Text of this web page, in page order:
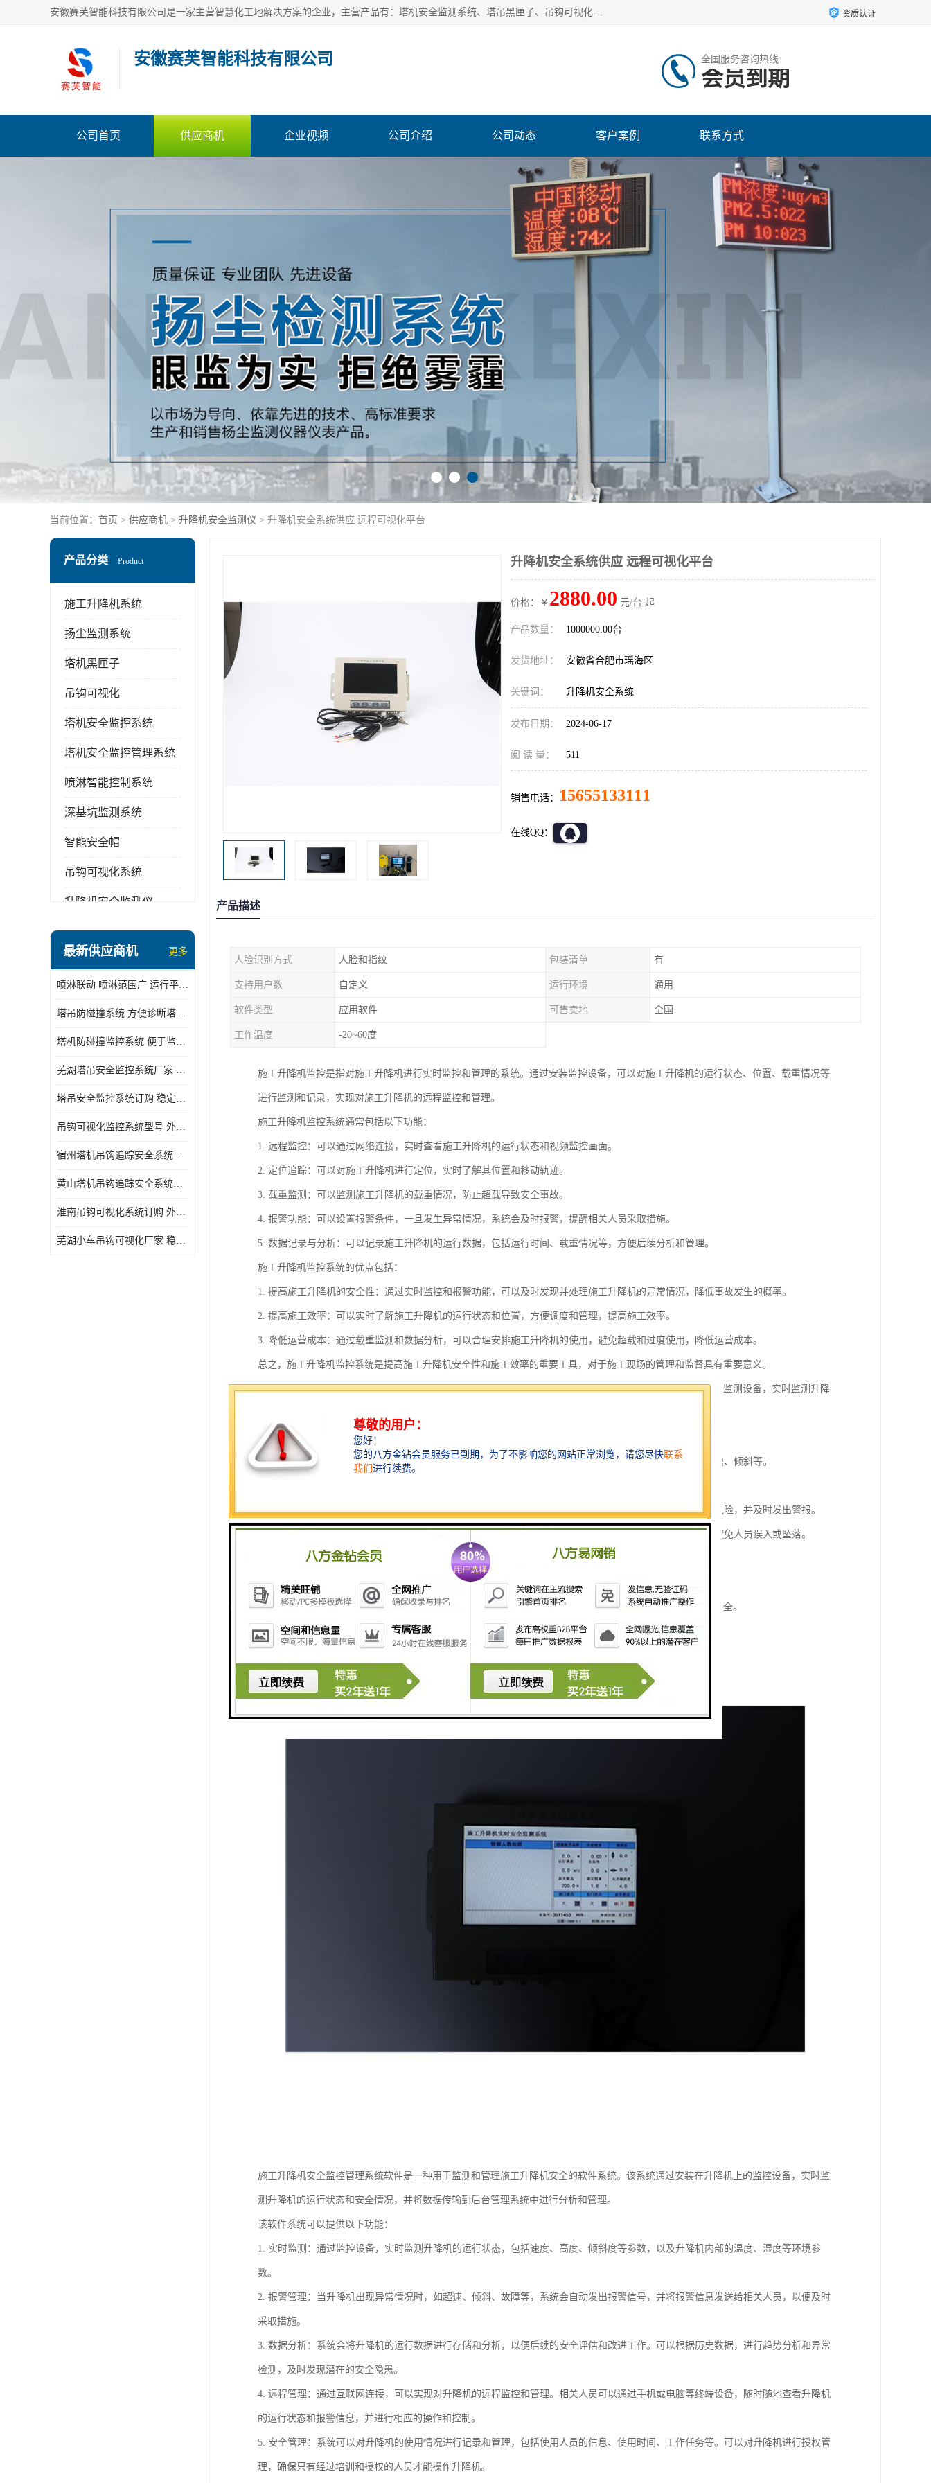
安徽赛芙智能科技有限公司是一家主营智慧化工地解决方案的企业，主营产品有：塔机安全监测系统、塔吊黑匣子、吊钩可视化、吊钩可视化系统、塔机安全监控系统、塔机黑匣子等。创建至今始终关注用户需求，为用户提供有的产品和服务。 资质认证
安徽赛芙智能科技有限公司 全国服务咨询热线:
会员到期
公司首页 供应商机 企业视频 公司介绍 公司动态 客户案例 联系方式
当前位置： 首页 > 供应商机 > 升降机安全监测仪 > 升降机安全系统供应 远程可视化平台
产品分类 Product
施工升降机系统
扬尘监测系统
塔机黑匣子
吊钩可视化
塔机安全监控系统
塔机安全监控管理系统
喷淋智能控制系统
深基坑监测系统
智能安全帽
吊钩可视化系统
升降机安全监测仪
最新供应商机 更多
喷淋联动 喷淋范围广 运行平稳 噪音小
塔吊防碰撞系统 方便诊断塔机状态 自动变焦智能化跟踪
塔机防碰撞监控系统 便于监督和管理 主要应用于塔机的实时监控
芜湖塔吊安全监控系统厂家 外观简洁大方 减少盲吊引发的事故
塔吊安全监控系统订购 稳定性高 结构清晰稳定
吊钩可视化监控系统型号 外观简洁大方 信号稳定 抗干扰性强
宿州塔机吊钩追踪安全系统厂家 提高工作效率 结构清晰稳定
黄山塔机吊钩追踪安全系统价格 可远程查看 减少盲吊引发的事故
淮南吊钩可视化系统订购 外观简洁大方 体积小 占用空间小
芜湖小车吊钩可视化厂家 稳定性高 可视吊装 降低盲吊风险
升降机安全系统供应 远程可视化平台
价格：￥ 2880.00 元/台 起
产品数量： 1000000.00台
发货地址： 安徽省合肥市瑶海区
关键词： 升降机安全系统
发布日期： 2024-06-17
阅 读 量： 511
销售电话： 15655133111
在线QQ：
产品描述
人脸识别方式 人脸和指纹 包装清单 有
支持用户数 自定义 运行环境 通用
软件类型 应用软件 可售卖地 全国
工作温度 -20~60度
施工升降机监控是指对施工升降机进行实时监控和管理的系统。通过安装监控设备，可以对施工升降机的运行状态、位置、载重情况等
进行监测和记录，实现对施工升降机的远程监控和管理。
施工升降机监控系统通常包括以下功能：
1. 远程监控：可以通过网络连接，实时查看施工升降机的运行状态和视频监控画面。
2. 定位追踪：可以对施工升降机进行定位，实时了解其位置和移动轨迹。
3. 载重监测：可以监测施工升降机的载重情况，防止超载导致安全事故。
4. 报警功能：可以设置报警条件，一旦发生异常情况，系统会及时报警，提醒相关人员采取措施。
5. 数据记录与分析：可以记录施工升降机的运行数据，包括运行时间、载重情况等，方便后续分析和管理。
施工升降机监控系统的优点包括：
1. 提高施工升降机的安全性：通过实时监控和报警功能，可以及时发现并处理施工升降机的异常情况，降低事故发生的概率。
2. 提高施工效率：可以实时了解施工升降机的运行状态和位置，方便调度和管理，提高施工效率。
3. 降低运营成本：通过载重监测和数据分析，可以合理安排施工升降机的使用，避免超载和过度使用，降低运营成本。
总之，施工升降机监控系统是提高施工升降机安全性和施工效率的重要工具，对于施工现场的管理和监督具有重要意义。
施工升降机安全监测系统是一种用于监测施工升降机安全状况的系统。它通过安装在施工升降机上的传感器和监测设备，实时监测升降
施工升降机安全监测系统通常包括以下功能：
1. 运行状态监测：监测升降机的运行速度、运行方向、运行时间等参数，以及检测是否存在异常情况，如超速、倾斜等。
3. 防坠落监测：通过安装在升降机上的传感器，实时监测升降机的高度和倾斜情况，以及检测是否存在坠落风险，并及时发出警报。
4. 门禁控制：通过安装在升降机门上的感应器，监测升降机门的开闭状态，以确保在运行过程中门的关闭，避免人员误入或坠落。
5. 报警系统：当监测到升降机存在安全隐患时，及时发出警报，以提醒操作人员采取相应的应急措施。
6. 数据记录和分析：将监测到的数据记录下来，并进行分析，以便后期进行安全评估和改进。
施工升降机安全监测系统可以有效提高施工升降机的安全性能，减少安全事故的发生，保护工人的生命财产安全。
施工升降机安全监控管理系统软件是一种用于监测和管理施工升降机安全的软件系统。该系统通过安装在升降机上的监控设备，实时监
测升降机的运行状态和安全情况，并将数据传输到后台管理系统中进行分析和管理。
该软件系统可以提供以下功能：
1. 实时监测：通过监控设备，实时监测升降机的运行状态，包括速度、高度、倾斜度等参数，以及升降机内部的温度、湿度等环境参
数。
2. 报警管理：当升降机出现异常情况时，如超速、倾斜、故障等，系统会自动发出报警信号，并将报警信息发送给相关人员，以便及时
采取措施。
3. 数据分析：系统会将升降机的运行数据进行存储和分析，以便后续的安全评估和改进工作。可以根据历史数据，进行趋势分析和异常
检测，及时发现潜在的安全隐患。
4. 远程管理：通过互联网连接，可以实现对升降机的远程监控和管理。相关人员可以通过手机或电脑等终端设备，随时随地查看升降机
的运行状态和报警信息，并进行相应的操作和控制。
5. 安全管理：系统可以对升降机的使用情况进行记录和管理，包括使用人员的信息、使用时间、工作任务等。可以对升降机进行授权管
理，确保只有经过培训和授权的人员才能操作升降机。